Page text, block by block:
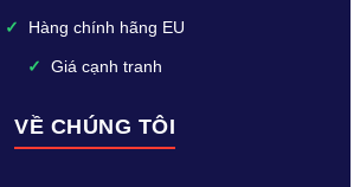
✓ Hàng chính hãng EU
✓ Giá cạnh tranh
VỀ CHÚNG TÔI